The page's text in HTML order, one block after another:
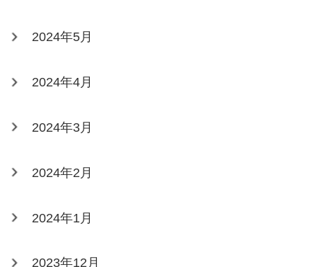
2024年5月
2024年4月
2024年3月
2024年2月
2024年1月
2023年12月